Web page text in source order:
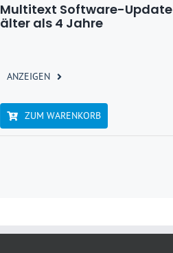
Multitext Software-Update
älter als 4 Jahre
ANZEIGEN
ZUM WARENKORB